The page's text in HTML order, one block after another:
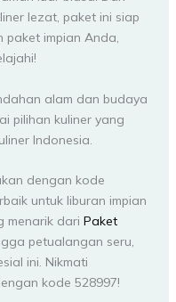
lezat, paket ini siap
paket impian Anda,
alam dan budaya
pilihan kuliner yang
Indonesia.
dengan kode
untuk liburan impian
menarik dari Paket
petualangan seru,
ini. Nikmati
kode 528997!